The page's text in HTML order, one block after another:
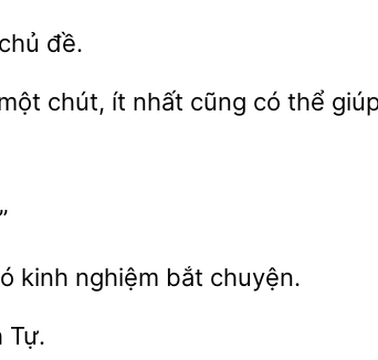
chủ đề.
chút, nhất cũng thể
nghiệm bắt chuyện.
Tự.